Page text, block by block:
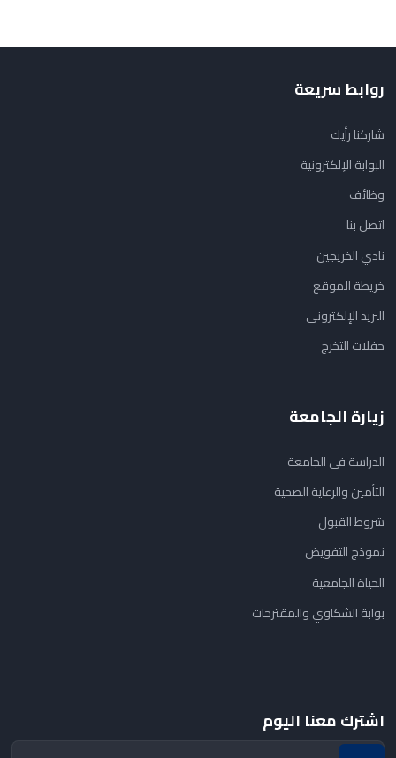
روابط سريعة
شاركنا رأيك
البوابة الإلكترونية
وظائف
اتصل بنا
نادي الخريجين
خريطة الموقع
البريد الإلكتروني
حفلات التخرج
زيارة الجامعة
الدراسة في الجامعة
التأمين والرعاية الصحية
شروط القبول
نموذج التفويض
الحياة الجامعية
بوابة الشكاوي والمقترحات
اشترك معنا اليوم